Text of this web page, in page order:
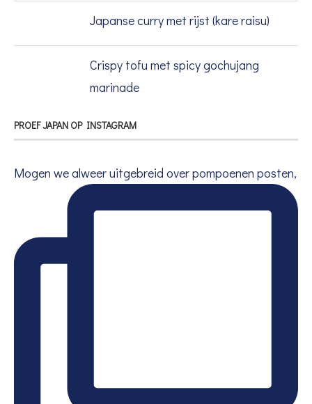
Japanse curry met rijst (kare raisu)
Crispy tofu met spicy gochujang
marinade
PROEF JAPAN OP INSTAGRAM
Mogen we alweer uitgebreid over pompoenen posten,